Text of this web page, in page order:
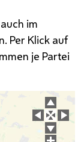
im
Per Klick auf
je Partei